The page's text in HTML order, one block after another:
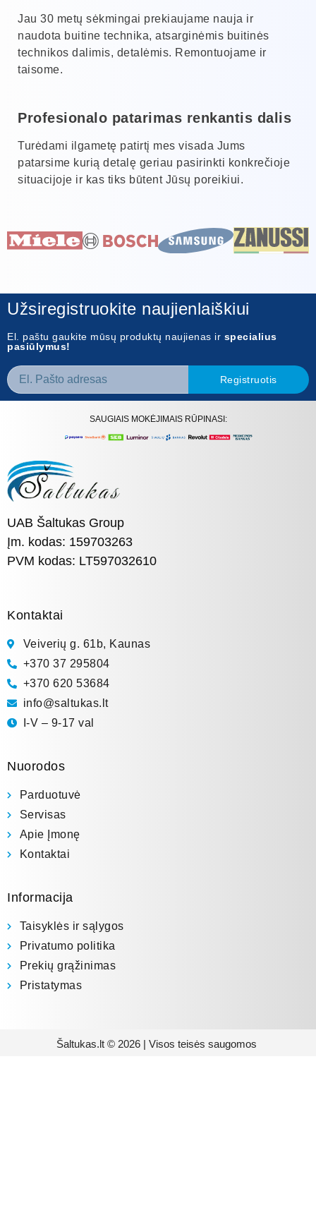
Jau 30 metų sėkmingai prekiaujame nauja ir
naudota buitine technika, atsarginėmis buitinės
technikos dalimis, detalėmis. Remontuojame ir
taisome.
Profesionalo patarimas renkantis dalis
Turėdami ilgametę patirtį mes visada Jums
patarsime kurią detalę geriau pasirinkti konkrečioje
situacijoje ir kas tiks būtent Jūsų poreikiui.
Užsiregistruokite naujienlaiškiui
El. paštu gaukite mūsų produktų naujienas ir specialius
pasiūlymus!
Registruotis
SAUGIAIS MOKĖJIMAIS RŪPINASI:
UAB Šaltukas Group
Įm. kodas: 159703263
PVM kodas: LT597032610
Kontaktai
Veiverių g. 61b, Kaunas
+370 37 295804
+370 620 53684
info@saltukas.lt
I-V – 9-17 val
Nuorodos
Parduotuvė
Servisas
Apie Įmonę
Kontaktai
Informacija
Taisyklės ir sąlygos
Privatumo politika
Prekių grąžinimas
Pristatymas
Šaltukas.lt © 2026 | Visos teisės saugomos